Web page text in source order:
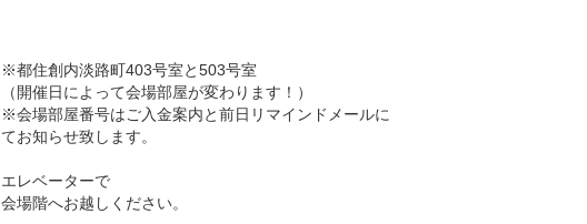
※都住創内淡路町403号室と503号室
（開催日によって会場部屋が変わります！）
※会場部屋番号はご入金案内と前日リマインドメールに
てお知らせ致します。
エレベーターで
会場階へお越しください。